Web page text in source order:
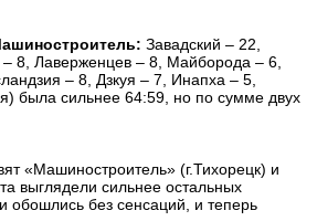
Завадский – 22,
8, Лаверженцев – 8, Майборода – 6,
– 8, Дзкуя – 7, Инапха – 5,
была сильнее 64:59, но по сумме двух
«Машиностроитель» (г.Тихорецк) и
выглядели сильнее остальных
обошлись без сенсаций, и теперь